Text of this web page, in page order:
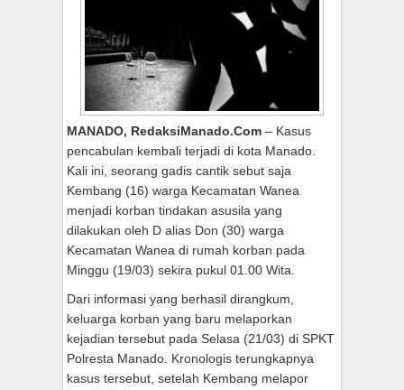
MANADO, RedaksiManado.Com – Kasus
pencabulan kembali terjadi di kota Manado.
Kali ini, seorang gadis cantik sebut saja
Kembang (16) warga Kecamatan Wanea
menjadi korban tindakan asusila yang
dilakukan oleh D alias Don (30) warga
Kecamatan Wanea di rumah korban pada
Minggu (19/03) sekira pukul 01.00 Wita.
Dari informasi yang berhasil dirangkum,
keluarga korban yang baru melaporkan
kejadian tersebut pada Selasa (21/03) di SPKT
Polresta Manado. Kronologis terungkapnya
kasus tersebut, setelah Kembang melapor